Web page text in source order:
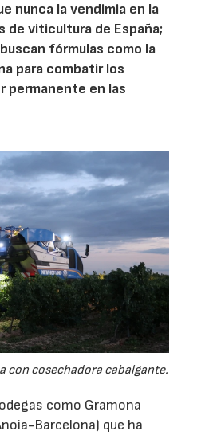
nunca la vendimia en la
de viticultura de España;
fórmulas como la
para combatir los
permanente en las
con cosechadora cabalgante.
como Gramona
Barcelona) que ha